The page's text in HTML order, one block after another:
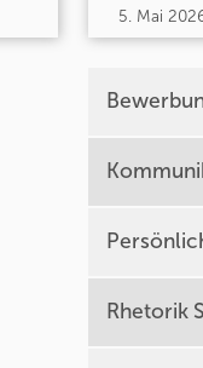
5. Mai
Rhetorik